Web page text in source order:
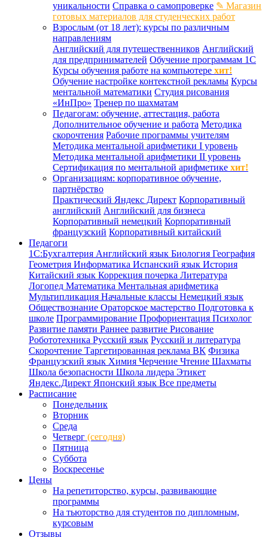
уникальности Справка о самопроверке ✎ Магазин
готовых материалов для студенческих работ
Взрослым (от 18 лет): курсы по различным
направлениям
Английский для путешественников Английский
для предпринимателей Обучение программам 1С
Курсы обучения работе на компьютере хит!
Обучение настройке контекстной рекламы Курсы
ментальной математики Студия рисования
«ИнПро» Тренер по шахматам
Педагогам: обучение, аттестация, работа
Дополнительное обучение и работа Методика
скорочтения Рабочие программы учителям
Методика ментальной арифметики I уровень
Методика ментальной арифметики II уровень
Сертификация по ментальной арифметике хит!
Организациям: корпоративное обучение,
партнёрство
Практический Яндекс Директ Корпоративный
английский Английский для бизнеса
Корпоративный немецкий Корпоративный
французский Корпоративный китайский
Педагоги
1С:Бухгалтерия Английский язык Биология География
Геометрия Информатика Испанский язык История
Китайский язык Коррекция почерка Литература
Логопед Математика Ментальная арифметика
Мультипликация Начальные классы Немецкий язык
Обществознание Ораторское мастерство Подготовка к
школе Программирование Профориентация Психолог
Развитие памяти Раннее развитие Рисование
Робототехника Русский язык Русский и литература
Скорочтение Таргетированная реклама ВК Физика
Французский язык Химия Черчение Чтение Шахматы
Школа безопасности Школа лидера Этикет
Яндекс.Директ Японский язык Все предметы
Расписание
Понедельник
Вторник
Среда
Четверг (сегодня)
Пятница
Суббота
Воскресенье
Цены
На репетиторство, курсы, развивающие
программы
На тьюторство для студентов по дипломным,
курсовым
Отзывы